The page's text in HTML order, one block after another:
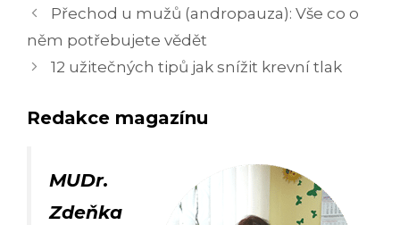
Navigace
příspěvků
Přechod u mužů (andropauza): Vše co o
něm potřebujete vědět
12 užitečných tipů jak snížit krevní tlak
Redakce magazínu
MUDr.
Zdeňka